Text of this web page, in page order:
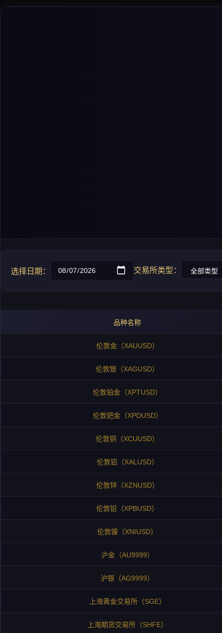
选择日期： 交易所类型：
品种名称
伦敦金（XAUUSD）
伦敦银（XAGUSD）
伦敦铂金（XPTUSD）
伦敦钯金（XPDUSD）
伦敦铜（XCUUSD）
伦敦铝（XALUSD）
伦敦锌（XZNUSD）
伦敦铅（XPBUSD）
伦敦镍（XNIUSD）
沪金（AU9999）
沪银（AG9999）
上海黄金交易所（SGE）
上海期货交易所（SHFE）